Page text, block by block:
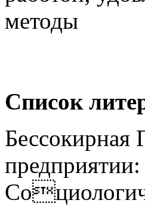
методы
Список